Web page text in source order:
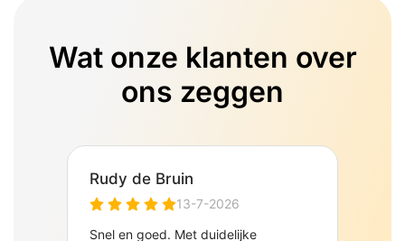
Wat onze klanten over
ons zeggen